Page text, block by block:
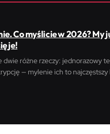
Co myślicie w 2026? My
je!
dwie różne rzeczy: jednorazowy
— mylenie ich to najczęstszy